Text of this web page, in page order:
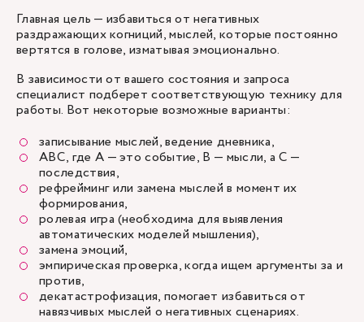
Главная цель — избавиться от негативных
раздражающих когниций, мыслей, которые постоянно
вертятся в голове, изматывая эмоционально.
В зависимости от вашего состояния и запроса
специалист подберет соответствующую технику для
работы. Вот некоторые возможные варианты:
записывание мыслей, ведение дневника,
ABC, где А — это событие, В — мысли, а С —
последствия,
рефрейминг или замена мыслей в момент их
формирования,
ролевая игра (необходима для выявления
автоматических моделей мышления),
замена эмоций,
эмпирическая проверка, когда ищем аргументы за и
против,
декатастрофизация, помогает избавиться от
навязчивых мыслей о негативных сценариях.